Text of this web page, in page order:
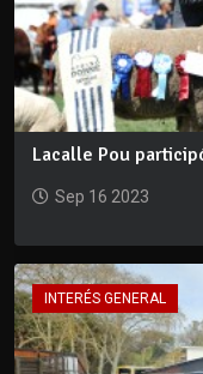
Lacalle Pou
Sep 16 2023
INTERÉS GENERAL